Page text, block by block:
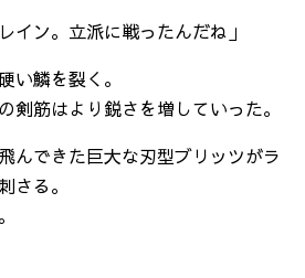
イン。立派に戦ったんだね」
い鱗を裂く。
剣筋はより鋭さを増していった。
んできた巨大な刃型ブリッツがラ
さる。